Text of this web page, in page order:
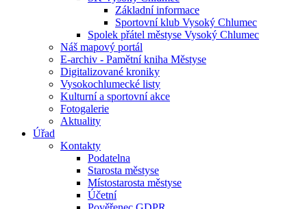
Základní informace
Sportovní klub Vysoký Chlumec
Spolek přátel městyse Vysoký Chlumec
Náš mapový portál
E-archiv - Pamětní kniha Městyse
Digitalizované kroniky
Vysokochlumecké listy
Kulturní a sportovní akce
Fotogalerie
Aktuality
Úřad
Kontakty
Podatelna
Starosta městyse
Místostarosta městyse
Účetní